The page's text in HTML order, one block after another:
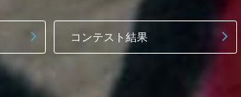
コンテスト結果